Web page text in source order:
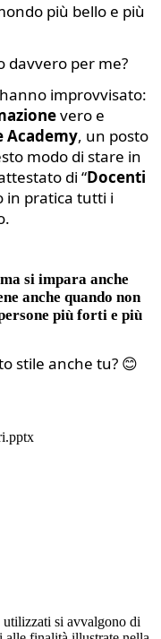
più bello e più
davvero per me?
improvvisato:
vero e
Academy, un posto
modo di stare in
di “Docenti
in pratica tutti i
si impara anche
anche quando non
più forti e più
stile anche tu? 😊
utilizzati si avvalgono di